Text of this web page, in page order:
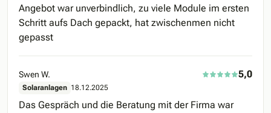
Angebot war unverbindlich, zu viele Module im ersten
Schritt aufs Dach gepackt, hat zwischenmen nicht
gepasst
Swen W. 5,0
Solaranlagen 18.12.2025
Das Gespräch und die Beratung mit der Firma war